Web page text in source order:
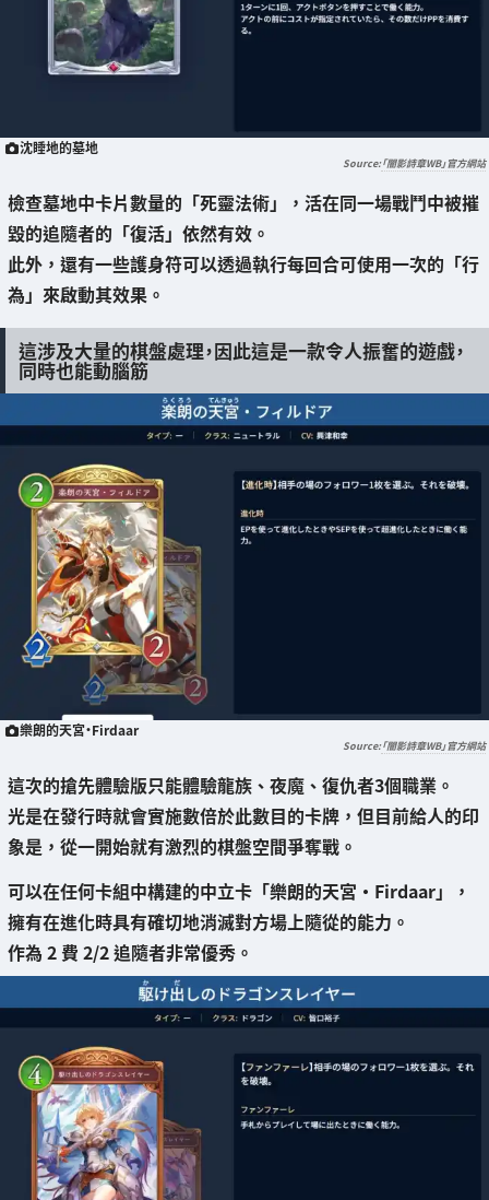
沈睡地的墓地
「闇影詩章WB」官方網站
檢查墓地中卡片數量的「死靈法術」，活在同一場戰鬥中被摧
毀的追隨者的「復活」依然有效。
此外，還有一些護身符可以透過執行每回合可使用一次的「行
為」來啟動其效果。
這涉及大量的棋盤處理，因此這是一款令人振奮的遊戲，
同時也能動腦筋
樂朗的天宮・Firdaar
「闇影詩章WB」官方網站
這次的搶先體驗版只能體驗龍族、夜魔、復仇者3個職業。
光是在發行時就會實施數倍於此數目的卡牌，但目前給人的印
象是， 從一開始就有激烈的棋盤空間爭奪戰 。
可以在任何卡組中構建的中立卡「樂朗的天宮・Firdaar」，
擁有在進化時具有確切地消滅對方場上隨從的能力。
作為 2 費 2/2 追隨者非常優秀。